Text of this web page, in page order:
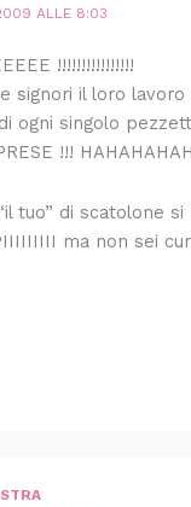
ALLE 8:03
!!!!!!!!!!!!!!!!
signori il loro lavoro
ogni singolo
!!!
tuo” di scatolone
ma non sei